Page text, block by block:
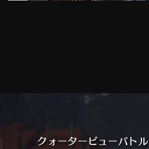
クォータービューバト